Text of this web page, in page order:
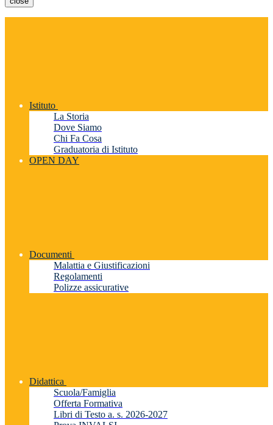
Istituto
La Storia
Dove Siamo
Chi Fa Cosa
Graduatoria di Istituto
OPEN DAY
Documenti
Malattia e Giustificazioni
Regolamenti
Polizze assicurative
Didattica
Scuola/Famiglia
Offerta Formativa
Libri di Testo a. s. 2026-2027